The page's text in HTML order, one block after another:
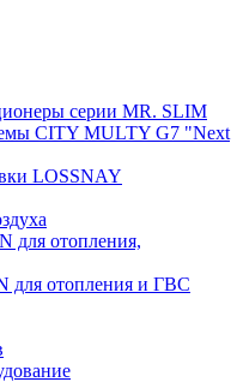
серии MR. SLIM
CITY MULTY G7 "Next
LOSSNAY
для отопления,
для отопления и ГВС